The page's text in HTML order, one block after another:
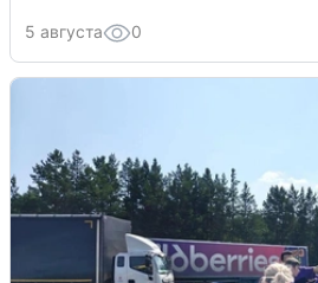
5 августа 0